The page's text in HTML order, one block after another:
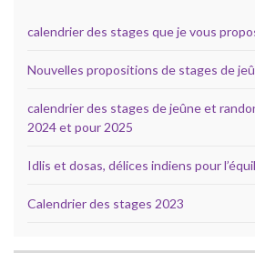
calendrier des stages que je vous
Nouvelles propositions de stages de
calendrier des stages de jeûne et
2024 et pour 2025
Idlis et dosas, délices indiens pour
Calendrier des stages 2023